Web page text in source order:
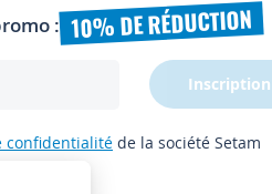
: 10% DE RÉDUCTION
confidentialité de la société Setam
Inscription